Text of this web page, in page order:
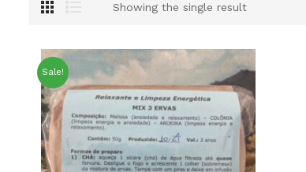
Showing the single result
Sale!